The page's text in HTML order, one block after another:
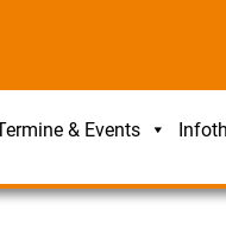
& Events